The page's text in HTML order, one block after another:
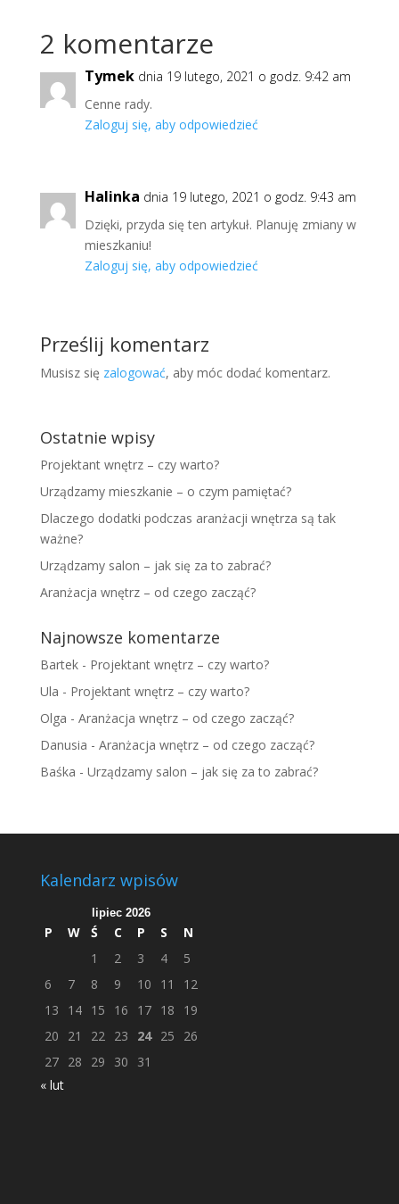
2 komentarze
Tymek dnia 19 lutego, 2021 o godz. 9:42 am
Cenne rady.
Zaloguj się, aby odpowiedzieć
Halinka dnia 19 lutego, 2021 o godz. 9:43 am
Dzięki, przyda się ten artykuł. Planuję zmiany w
mieszkaniu!
Zaloguj się, aby odpowiedzieć
Prześlij komentarz
Musisz się zalogować, aby móc dodać komentarz.
Ostatnie wpisy
Projektant wnętrz – czy warto?
Urządzamy mieszkanie – o czym pamiętać?
Dlaczego dodatki podczas aranżacji wnętrza są tak
ważne?
Urządzamy salon – jak się za to zabrać?
Aranżacja wnętrz – od czego zacząć?
Najnowsze komentarze
Bartek- Projektant wnętrz – czy warto?
Ula - Projektant wnętrz – czy warto?
Olga - Aranżacja wnętrz – od czego zacząć?
Danusia - Aranżacja wnętrz – od czego zacząć?
Baśka - Urządzamy salon – jak się za to zabrać?
Kalendarz wpisów
lipiec 2026
P W Ś C P S
N
1
2 3 4
5
6
7 8 9 10 11
12
13
14 15 16 17 18
19
20
21 22 23 24 25
26
27 28 29 30
31
« lut